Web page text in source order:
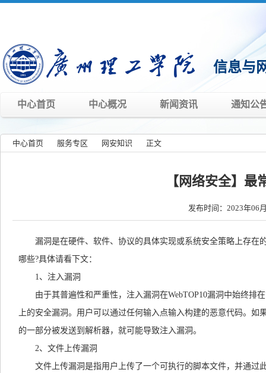
信息与
中心首页 中心概况 新闻资讯 通知公
中心首页 服务专区 网安知识 正文
【网络安全】
发布时间：2023年06
漏洞是在硬件、软件、协议的具体实现或系统安全策略上存
哪些?具体请看下文：
1、注入漏洞
由于其普遍性和严重性，注入漏洞在WebTOP10漏洞中始终
上的安全漏洞。用户可以通过任何输入点输入构建的恶意代码。
的一部分被发送到解析器，就可能导致注入漏洞。
2、文件上传漏洞
文件上传漏洞是指用户上传了一个可执行的脚本文件，并通